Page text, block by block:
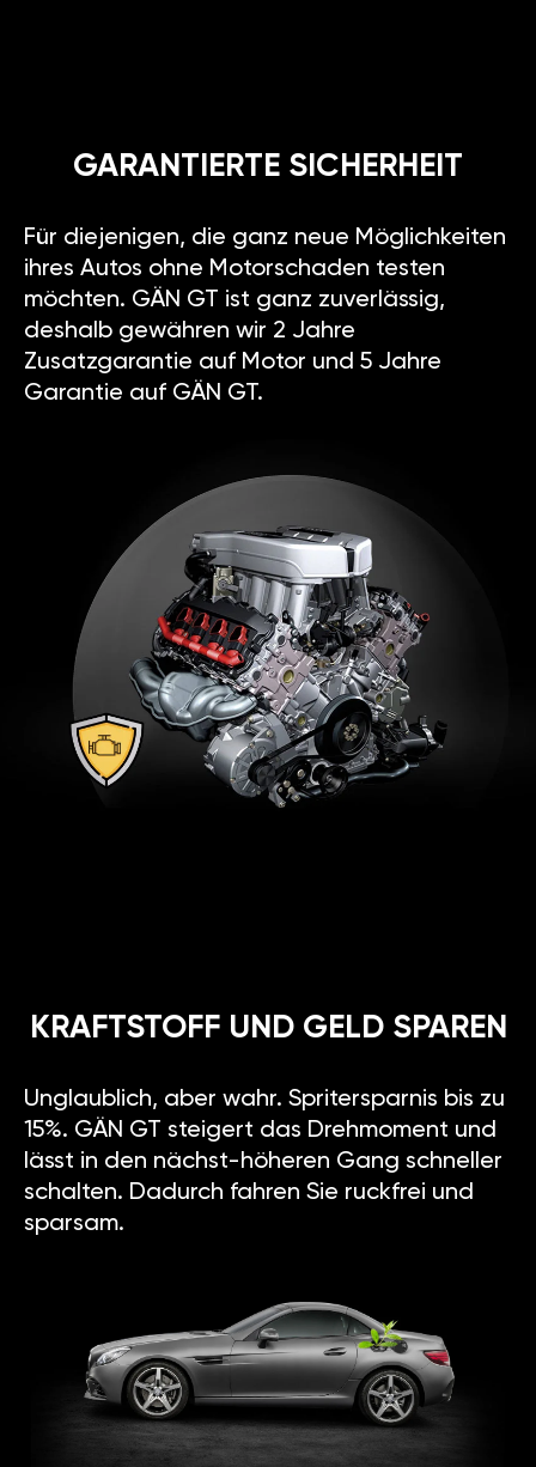
ihres Autos ohne Motorschaden testen
möchten. GÄN GT ist ganz zuverlässig,
deshalb gewähren wir 2 Jahre
Zusatzgarantie auf Motor und 5 Jahre
Garantie auf GÄN GT.
15%. GÄN GT steigert das Drehmoment und
lässt in den nächst-höheren Gang schneller
schalten. Dadurch fahren Sie ruckfrei und
sparsam.